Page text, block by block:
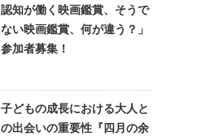
認知が働く映画鑑賞、そうで
ない映画鑑賞、何が違う？」
参加者募集！
子どもの成長における大人と
の出会いの重要性『四月の余